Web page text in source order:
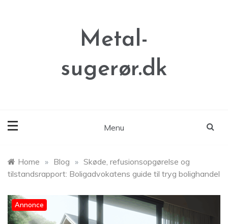
Metal-
sugerør.dk
Menu
Home » Blog » Skøde, refusionsopgørelse og
tilstandsrapport: Boligadvokatens guide til tryg bolighandel
Annonce